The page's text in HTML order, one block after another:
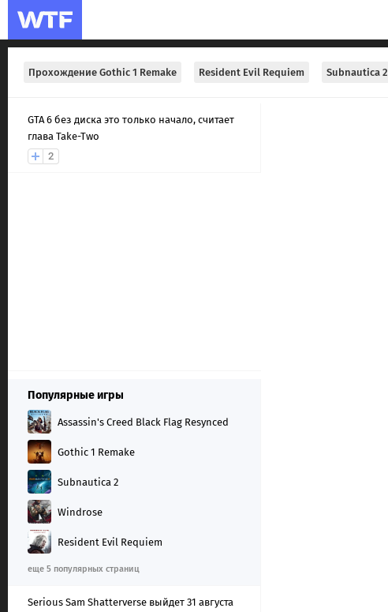
Прохождение Gothic 1 Remake Resident Evil Requiem Subnautica 2
GTA 6 без диска это только начало, считает
глава Take-Two
2
Популярные игры
Assassin's Creed Black Flag Resynced
Gothic 1 Remake
Subnautica 2
Windrose
Resident Evil Requiem
еще 5 популярных страниц
Serious Sam Shatterverse выйдет 31 августа